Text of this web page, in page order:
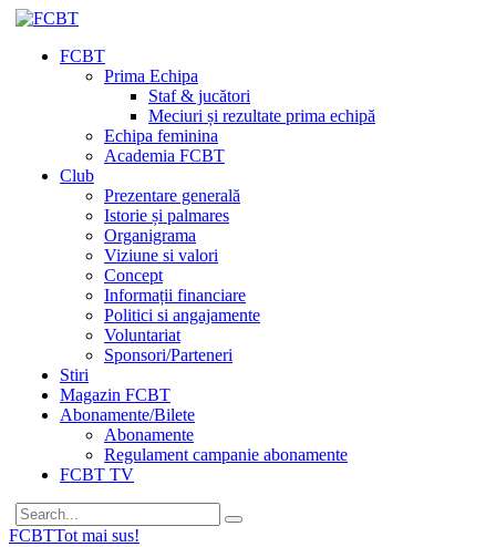
FCBT
Prima Echipa
Staf & jucători
Meciuri și rezultate prima echipă
Echipa feminina
Academia FCBT
Club
Prezentare generală
Istorie și palmares
Organigrama
Viziune si valori
Concept
Informații financiare
Politici si angajamente
Voluntariat
Sponsori/Parteneri
Stiri
Magazin FCBT
Abonamente/Bilete
Abonamente
Regulament campanie abonamente
FCBT TV
FCBTTot mai sus!